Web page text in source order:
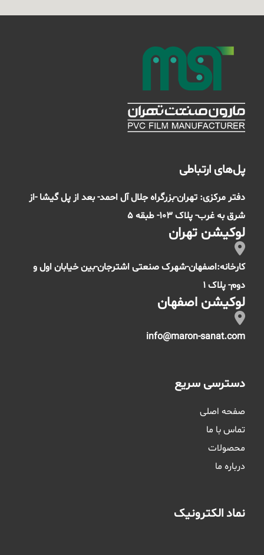
پل‌های ارتباطی
دفتر مرکزی: تهران-بزرگراه جلال آل احمد- بعد از پل گیشا -از
شرق به غرب- پلاک 103- طبقه 5
لوکیشن تهران
کارخانه:اصفهان-شهرک صنعتی اشترجان-بین خیابان اول و
دوم- پلاک 1
لوکیشن اصفهان
info@maron-sanat.com
دسترسی سریع
صفحه اصلی
تماس با ما
محصولات
درباره ما
نماد الکترونیک